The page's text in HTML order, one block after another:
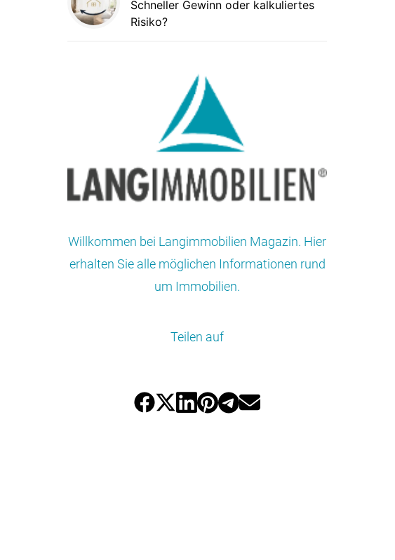
Schneller Gewinn oder kalkuliertes
Risiko?
Willkommen bei Langimmobilien Magazin. Hier
erhalten Sie alle möglichen Informationen rund
um Immobilien.
Teilen auf